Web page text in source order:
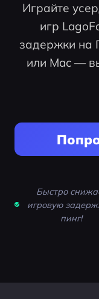
Играйте
игр
задержки на
или Mac —
Быстро
игровую
пинг!